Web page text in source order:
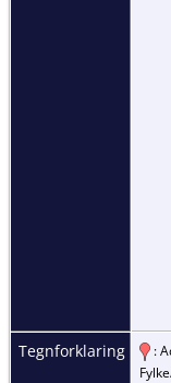
Tegnforklaring :